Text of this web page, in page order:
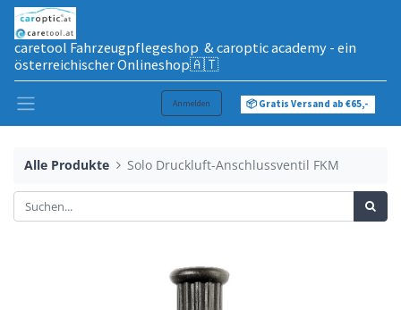
caretool Fahrzeugpflegeshop & caroptic academy - ein
österreichischer Onlineshop🇦🇹
Anmelden 📦 Gratis Versand ab €65,-
Alle Produkte Solo Druckluft-Anschlussventil FKM